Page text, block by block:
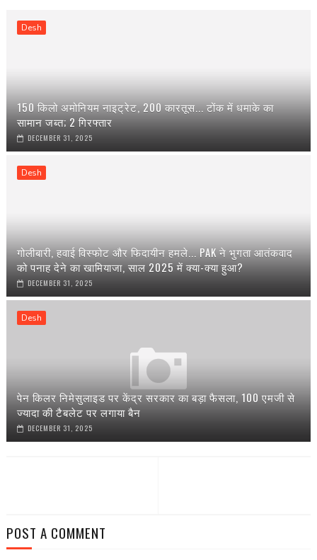
Desh
150 किलो अमोनियम नाइट्रेट, 200 कारतूस... टोंक में धमाके का
सामान जब्त; 2 गिरफ्तार
DECEMBER 31, 2025
Desh
गोलीबारी, हवाई विस्फोट और फिदायीन हमले... PAK ने भुगता आतंकवाद
को पनाह देने का खामियाजा, साल 2025 में क्या-क्या हुआ?
DECEMBER 31, 2025
Desh
पेन किलर निमेसुलाइड पर केंद्र सरकार का बड़ा फैसला, 100 एमजी से
ज्यादा की टैबलेट पर लगाया बैन
DECEMBER 31, 2025
POST A COMMENT